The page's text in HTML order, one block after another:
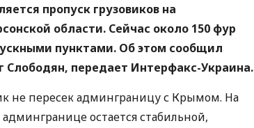
пропуск грузовиков на
области. Сейчас около 150 фур
пунктами. Об этом сообщил
Слободян, передает Интерфакс-Украина.
не пересек админграницу с Крымом. На
остается стабильной,